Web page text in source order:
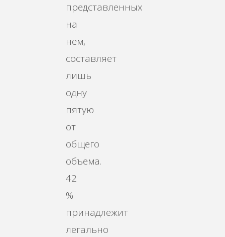
представленных
на
нем,
составляет
лишь
одну
пятую
от
общего
объема.
42
%
принадлежит
легально